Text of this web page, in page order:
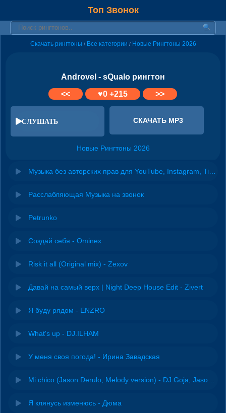
Топ Звонок
Скачать рингтоны / Все категории / Новые Рингтоны 2026
Androvel - sQualo рингтон
<<
♥0+215 >>
СЛУШАТЬ СКАЧАТЬ MP3
Новые Рингтоны 2026
Расслабляющая Музыка на звонок
Petrunko
Создай себя - Ominex
Risk it all (Original mix) - Zexov
Давай на самый верх | Night Deep House Edit - Zivert
Я буду рядом - ENZRO
What's up - DJ.ILHAM
У меня своя погода! - Ирина Завадская
Я клянусь изменюсь - Дюма